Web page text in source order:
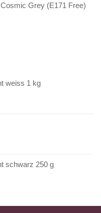
Grey (E171 Free)
weiss 1 kg
schwarz 250 g